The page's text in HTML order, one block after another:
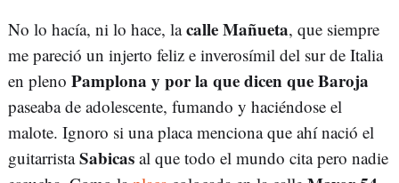
No lo hacía, ni lo hace, lacalle Mañueta, que siempre
me pareció un injerto feliz e inverosímil del sur de Italia
en pleno Pamplona y por la que dicen que Baroja
paseaba de adolescente, fumando y haciéndose el
malote. Ignoro si una placa menciona que ahí nació el
guitarristaSabicas al que todo el mundo cita pero nadie